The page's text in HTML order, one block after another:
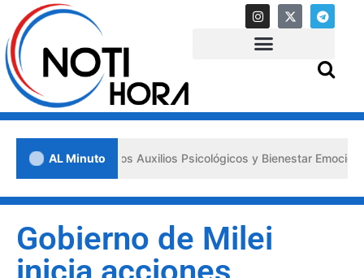
AL Minuto
los «Primeros Auxilios Psicológicos y Bienestar Emocional»
Gobierno de Milei